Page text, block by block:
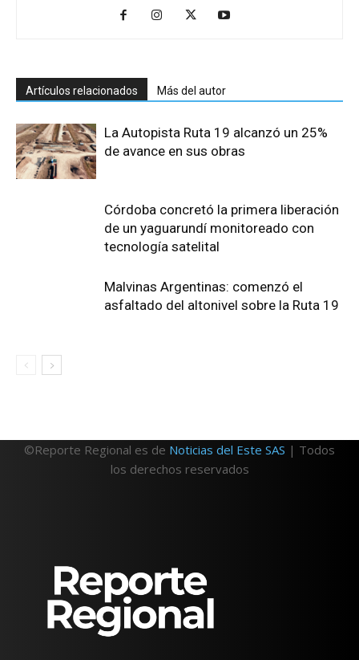
Artículos relacionados Más del autor
La Autopista Ruta 19 alcanzó un 25%
de avance en sus obras
Córdoba concretó la primera liberación
de un yaguarundí monitoreado con
tecnología satelital
Malvinas Argentinas: comenzó el
asfaltado del altonivel sobre la Ruta 19
©Reporte Regional es de Noticias del Este SAS | Todos
los derechos reservados